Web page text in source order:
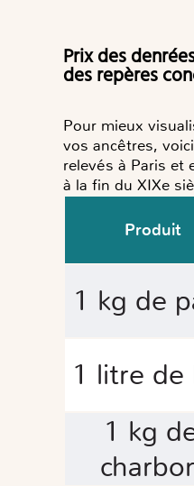
Prix des denrées et du logement :
des repères
Pour mieux
vos ancêtres,
relevés à Paris et
à la fin du XIXe
Produit
1 kg de
1 litre
1 kg de